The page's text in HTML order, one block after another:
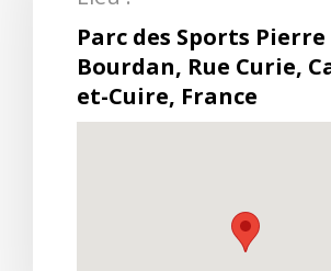
Parc des Sports Pierre
Bourdan, Rue Curie,
et-Cuire, France